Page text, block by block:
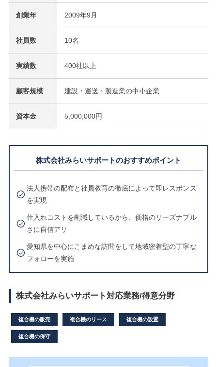
創業年 2009年9月
社員数 10名
実績数 400社以上
顧客規模 建設・運送・製造業の中小企業
資本金 5,000,000円
株式会社みらいサポートのおすすめポイント
法人携帯の配布と社員教育の徹底によって即レスポンス
を実現
仕入れコストを削減しているから、価格のリーズナブル
さに自信アリ
愛知県を中心にこまめな訪問をして地域密着型の丁寧な
フォローを実施
株式会社みらいサポート対応業務/得意分野
複合機の販売 複合機のリース 複合機の設置
複合機の保守